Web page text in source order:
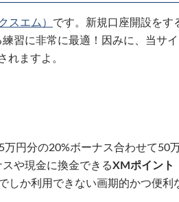
スエム） です。新規口座開設をす
習に非常に最適！因みに、当サ
れますよ。
円分の20%ボーナス合わせて50
や現金に換金できるXMポイント
しか利用できない画期的かつ便利